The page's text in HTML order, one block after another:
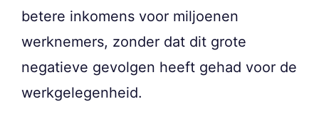
betere inkomens voor miljoenen
werknemers, zonder dat dit grote
negatieve gevolgen heeft gehad voor de
werkgelegenheid.